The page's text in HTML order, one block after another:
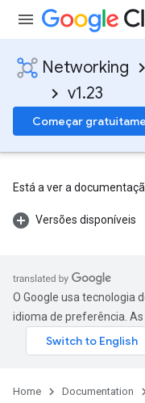
Networking
v1.23
Começar
Está a ver a
Versões disponíveis
O Google usa tecnologia
idioma de preferência.
Home Documentation